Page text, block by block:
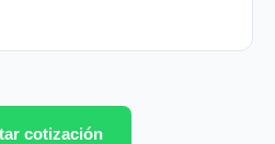
cotización